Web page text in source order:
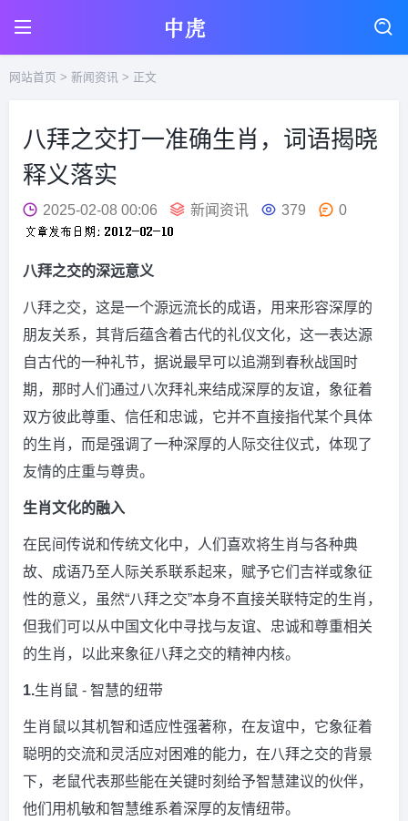
网站首页 > 新闻资讯 > 正文
八拜之交打一准确生肖，词语揭晓
释义落实
2025-02-08 00:06 新闻资讯 379 0
八拜之交的深远意义
八拜之交，这是一个源远流长的成语，用来形容深厚的
朋友关系，其背后蕴含着古代的礼仪文化，这一表达源
自古代的一种礼节，据说最早可以追溯到春秋战国时
期，那时人们通过八次拜礼来结成深厚的友谊，象征着
双方彼此尊重、信任和忠诚，它并不直接指代某个具体
的生肖，而是强调了一种深厚的人际交往仪式，体现了
友情的庄重与尊贵。
生肖文化的融入
在民间传说和传统文化中，人们喜欢将生肖与各种典
故、成语乃至人际关系联系起来，赋予它们吉祥或象征
性的意义，虽然“八拜之交”本身不直接关联特定的生肖，
但我们可以从中国文化中寻找与友谊、忠诚和尊重相关
的生肖，以此来象征八拜之交的精神内核。
1.生肖鼠 - 智慧的纽带
生肖鼠以其机智和适应性强著称，在友谊中，它象征着
聪明的交流和灵活应对困难的能力，在八拜之交的背景
下，老鼠代表那些能在关键时刻给予智慧建议的伙伴，
他们用机敏和智慧维系着深厚的友情纽带。